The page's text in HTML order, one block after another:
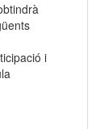
i